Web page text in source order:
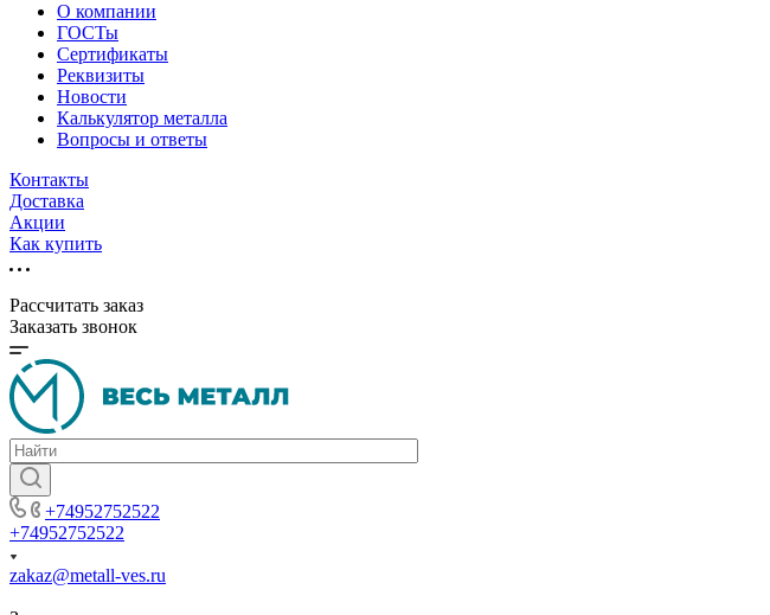
О компании
ГОСТы
Сертификаты
Реквизиты
Новости
Калькулятор металла
Вопросы и ответы
Контакты
Доставка
Акции
Как купить
Рассчитать заказ
Заказать звонок
+74952752522
+74952752522
zakaz@metall-ves.ru